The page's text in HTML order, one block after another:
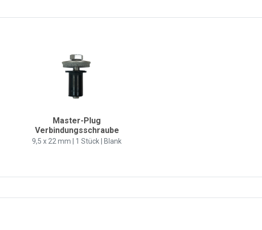
Master-Plug
Verbindungsschraube
9,5 x 22 mm | 1 Stück | Blank